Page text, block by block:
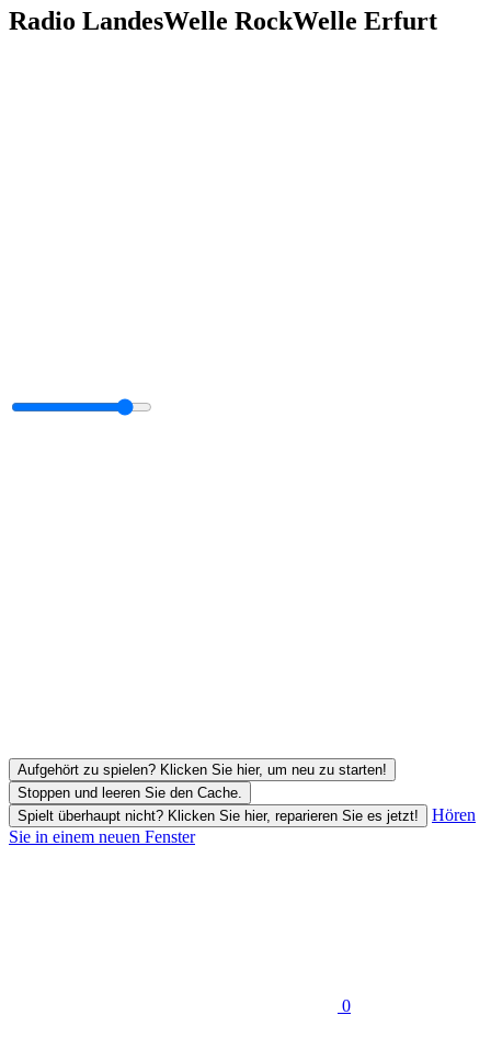
Radio LandesWelle RockWelle Erfurt
Aufgehört zu spielen? Klicken Sie hier, um neu zu starten!
Stoppen und leeren Sie den Cache.
Spielt überhaupt nicht? Klicken Sie hier, reparieren Sie es jetzt!
Hören
Sie in einem neuen Fenster
0